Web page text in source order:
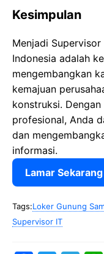
Kesimpulan
Menjadi Supervisor
Indonesia adalah
mengembangkan
kemajuan
konstruksi.
profesional, Anda
dan
informasi.
Lamar Sekarang
Tags:Loker Gunung
Supervisor IT